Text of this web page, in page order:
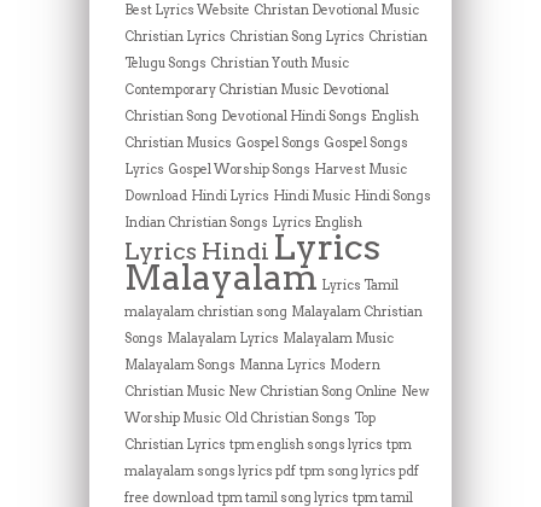
Best Lyrics Website Christan Devotional Music
Christian Lyrics Christian Song Lyrics Christian
Telugu Songs Christian Youth Music
Contemporary Christian Music Devotional
Christian Song Devotional Hindi Songs English
Christian Musics Gospel Songs Gospel Songs
Lyrics Gospel Worship Songs Harvest Music
Download Hindi Lyrics Hindi Music Hindi Songs
Indian Christian Songs Lyrics English
Lyrics Hindi Lyrics
Malayalam Lyrics Tamil
malayalam christian song Malayalam Christian
Songs Malayalam Lyrics Malayalam Music
Malayalam Songs Manna Lyrics Modern
Christian Music New Christian Song Online New
Worship Music Old Christian Songs Top
Christian Lyrics tpm english songs lyrics tpm
malayalam songs lyrics pdf tpm song lyrics pdf
free download tpm tamil song lyrics tpm tamil